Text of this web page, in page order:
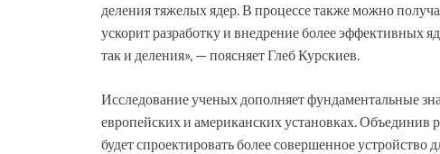
деления тяжелых ядер. В процессе также можно
ускорит разработку и внедрение более эффективных
так и деления», — поясняет Глеб Курскиев.
Исследование ученых дополняет фундаментальные
европейских и американских установках. Объединив
будет спроектировать более совершенное устройство